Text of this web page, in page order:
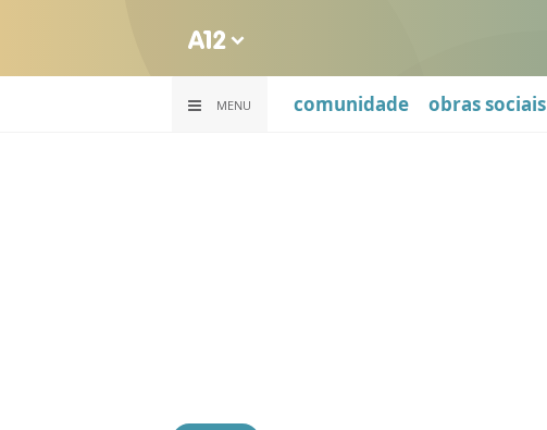
MENU comunidade obras sociais